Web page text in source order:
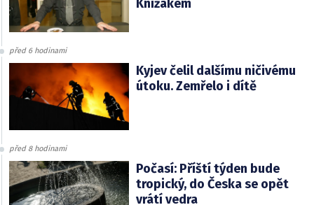
Knížákem
před 6 hodinami
Kyjev čelil dalšímu ničivému
útoku. Zemřelo i dítě
před 8 hodinami
Počasí: Příští týden bude
tropický, do Česka se opět
vrátí vedra